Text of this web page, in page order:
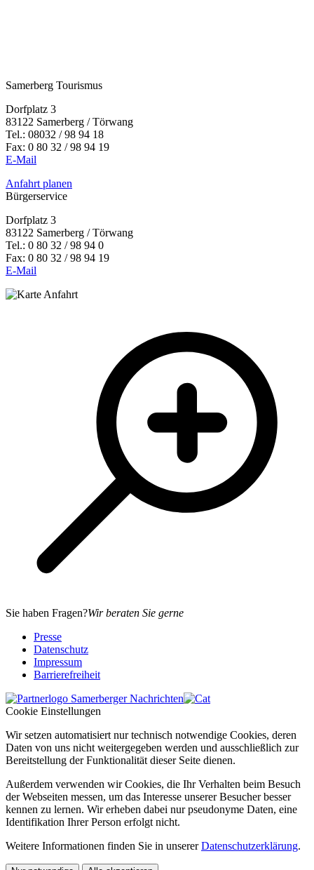
Samerberg Tourismus
Dorfplatz 3
83122 Samerberg / Törwang
Tel.: 08032 / 98 94 18
Fax: 0 80 32 / 98 94 19
E-Mail
Anfahrt planen
Bürgerservice
Dorfplatz 3
83122 Samerberg / Törwang
Tel.: 0 80 32 / 98 94 0
Fax: 0 80 32 / 98 94 19
E-Mail
Sie haben Fragen?Wir beraten Sie gerne
Presse
Datenschutz
Impressum
Barrierefreiheit
Cookie Einstellungen
Wir setzen automatisiert nur technisch notwendige Cookies, deren
Daten von uns nicht weitergegeben werden und ausschließlich zur
Bereitstellung der Funktionalität dieser Seite dienen.
Außerdem verwenden wir Cookies, die Ihr Verhalten beim Besuch
der Webseiten messen, um das Interesse unserer Besucher besser
kennen zu lernen. Wir erheben dabei nur pseudonyme Daten, eine
Identifikation Ihrer Person erfolgt nicht.
Weitere Informationen finden Sie in unsererDatenschutzerklärung.